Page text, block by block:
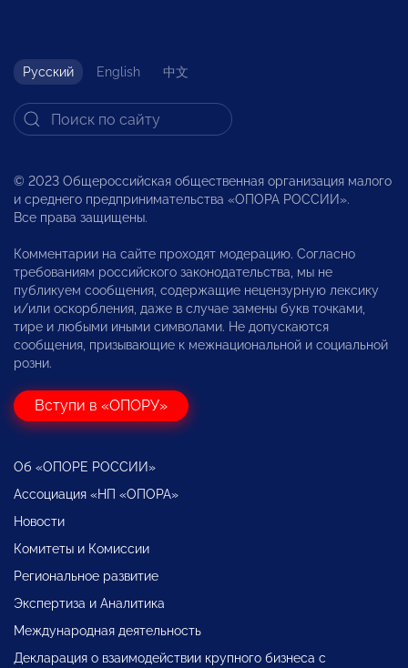
Русский English 中文
© 2023 Общероссийская общественная организация малого
и среднего предпринимательства «ОПОРА РОССИИ».
Все права защищены.
Комментарии на сайте проходят модерацию. Согласно
требованиям российского законодательства, мы не
публикуем сообщения, содержащие нецензурную лексику
и/или оскорбления, даже в случае замены букв точками,
тире и любыми иными символами. Не допускаются
сообщения, призывающие к межнациональной и социальной
розни.
Вступи в «ОПОРУ»
Об «ОПОРЕ РОССИИ»
Ассоциация «НП «ОПОРА»
Новости
Комитеты и Комиссии
Региональное развитие
Экспертиза и Аналитика
Международная деятельность
Декларация о взаимодействии крупного бизнеса с